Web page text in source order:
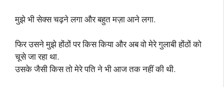
मुझे भी सेक्स चढ़ने लगा और बहुत मज़ा आने लगा.
फिर उसने मुझे होंठों पर किस किया और अब वो मेरे गुलाबी होंठों को
चूसे जा रहा था.
उसके जैसी किस तो मेरे पति ने भी आज तक नहीं की थी.